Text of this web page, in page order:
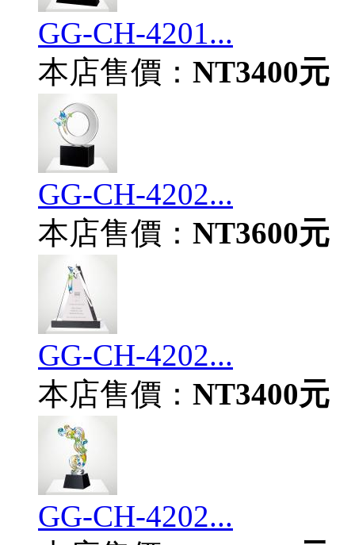
GG-CH-4201...
本店售價： NT3400元
GG-CH-4202...
本店售價： NT3600元
GG-CH-4202...
本店售價： NT3400元
GG-CH-4202...